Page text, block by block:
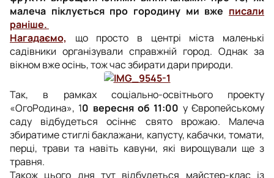
малеча піклується про городину ми вже писали
раніше.
Нагадаємо, що просто в центрі міста маленькі
садівники організували справжній город. Однак за
вікном вже осінь, тож час збирати дари природи.
Так, в рамках соціально-освітнього проекту
«ОгоРодина», 10 вересня об 11:00 у Європейському
саду відбудеться осіннє свято врожаю. Малеча
збиратиме стиглі баклажани, капусту, кабачки, томати,
перці, трави та навіть кавуни, які вирощували ще з
травня.
Також цього дня тут відбудеться майстер-клас із